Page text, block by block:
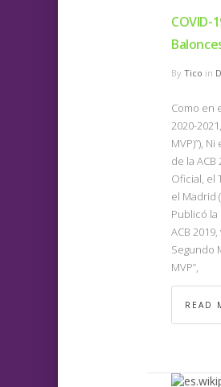
COVID-
By Tico in
Como en
2020-
MVP)”),
de la
Oficial, el
el Madrid
Publicó la
ACB
Segundo
MVP”,
READ